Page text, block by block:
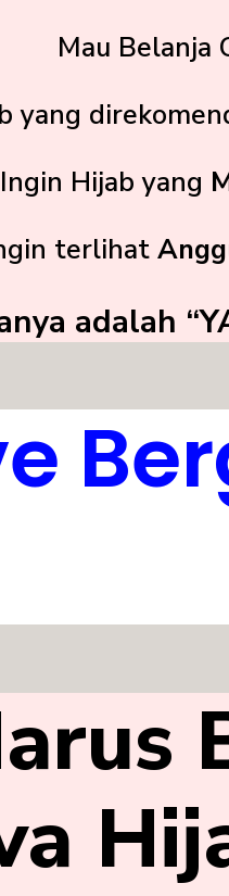
Mau Belanja
yang
Hijab yang
terlihat
adalah